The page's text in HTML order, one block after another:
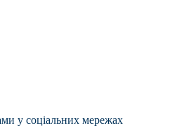
у соціальних мережах